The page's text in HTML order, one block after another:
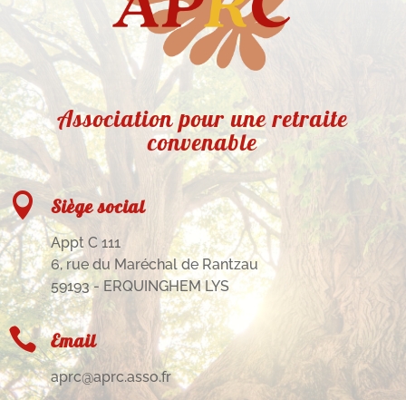
Association pour une retraite
convenable
 Siège social
Appt C 111
6, rue du Maréchal de Rantzau
59193 - ERQUINGHEM LYS
 Email
aprc@aprc.asso.fr